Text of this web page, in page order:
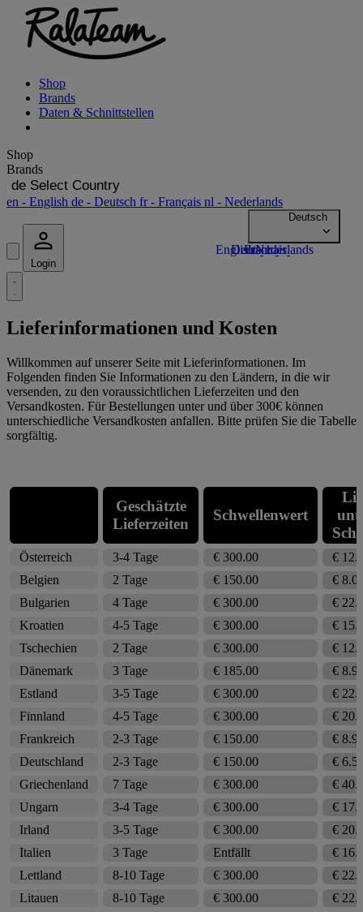
Shop
Brands
Daten & Schnittstellen
Shop
Brands
de Select Country
en - English de - Deutsch fr- Français nl - Nederlands
Login
Lieferinformationen und Kosten
Willkommen auf unserer Seite mit Lieferinformationen. Im
Folgenden finden Sie Informationen zu den Ländern, in die wir
versenden, zu den voraussichtlichen Lieferzeiten und den
Versandkosten. Für Bestellungen unter und über 300€ können
unterschiedliche Versandkosten anfallen. Bitte prüfen Sie die Tabelle
sorgfältig.
Geschätzte
Lieferzeiten
Schwellenwert
Österreich 3-4 Tage € 300.00
€
Belgien
2 Tage € 150.00
€
Bulgarien
4 Tage € 300.00
€
Kroatien
4-5 Tage € 300.00
€
Tschechien
2 Tage € 300.00
€
Dänemark
3 Tage € 185.00
€
Estland
3-5 Tage € 300.00
€
Finnland
4-5 Tage € 300.00
€
Frankreich
2-3 Tage € 150.00
€
Deutschland
2-3 Tage € 150.00
€
Griechenland
7 Tage € 300.00
€
Ungarn
3-4 Tage € 300.00
€
Irland
3-5 Tage € 300.00
€
Italien
3 Tage Entfällt
€
Lettland
8-10 Tage € 300.00
€
Litauen
8-10 Tage € 300.00
€